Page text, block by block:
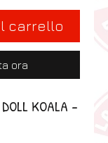
carrello
ora
KOALA -